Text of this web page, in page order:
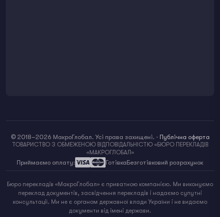
© 2018–2026 МакроГлобал. Усі права захищені. · Публічна оферта
ТОВАРИСТВО З ОБМЕЖЕНОЮ ВІДПОВІДАЛЬНІСТЮ «БЮРО ПЕРЕКЛАДІВ
«МАКРОГЛОБАЛ»
Приймаємо оплату: ГотівкаБезготівковий розрахунок
Бюро перекладів «МакроГлобал» є приватною компанією. Ми виконуємо
переклад документів, засвідчення перекладів і надаємо супутні
консультації. Ми не є органом державної влади України і не видаємо
документи від імені держави.